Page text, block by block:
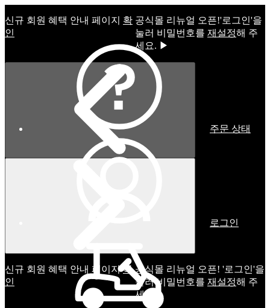
신규 회원 혜택 안내 페이지 확
인
공식몰 리뉴얼 오픈!ㅤ'로그인'을
눌러 비밀번호를 재설정해 주
세요. ▶
신규 회원 혜택 안내 페이지확
인
공식몰 리뉴얼 오픈! '로그인'을
눌러 비밀번호를 재설정해 주
세요.
주문 상태
로그인